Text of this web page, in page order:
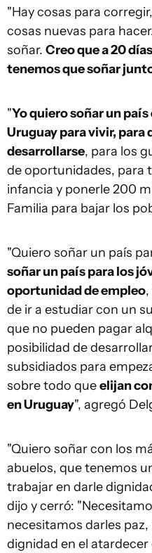
"Hay cosas para
cosas nuevas para
soñar. Creo que a 20
tenemos que soñar
"Yo quiero soñar un
Uruguay para vivir, para
desarrollarse, para los
de oportunidades, para
infancia y ponerle 200
Familia para bajar los
"Quiero soñar un país
soñar un país para los
oportunidad de empleo
de ir a estudiar con un
que no pueden pagar
posibilidad de
subsidiados para
sobre todo queelijan
en Uruguay", agregó
"Quiero soñar con los
abuelos, que tenemos
trabajar en darle
dijo y cerró:
necesitamos darles
dignidad en el atardecer